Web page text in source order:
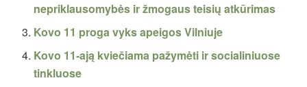
nepriklausomybės ir žmogaus teisių atkūrimas
Kovo 11 proga vyks apeigos Vilniuje
Kovo 11-ają kviečiama pažymėti ir socialiniuose
tinkluose